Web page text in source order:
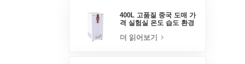
400L 고품질 중국 도매 가
격 실험실 온도 습도 환경
더 읽어보기